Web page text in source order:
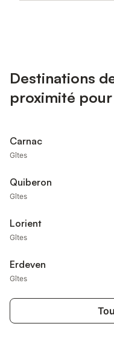
Destinations
proximité
Carnac
Gîtes
Quiberon
Gîtes
Lorient
Gîtes
Erdeven
Gîtes